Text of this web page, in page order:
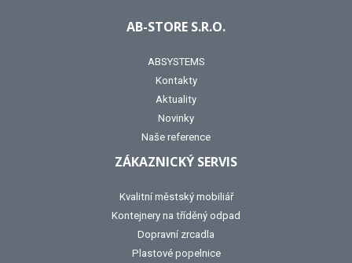
AB-STORE S.R.O.
ABSYSTEMS
Kontakty
Aktuality
Novinky
Naše reference
ZÁKAZNICKÝ SERVIS
Kvalitní městský mobiliář
Kontejnery na tříděný odpad
Dopravní zrcadla
Plastové popelnice